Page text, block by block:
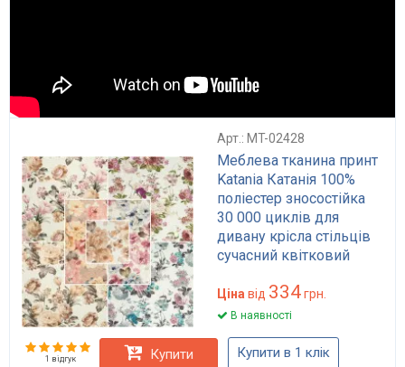
Арт.: MT-02428
Меблева тканина принт
Katania Катанія 100%
поліестер зносостійка
30 000 циклів для
дивану крісла стільців
сучасний квітковий
Ціна від 334грн.
В наявності
1 відгук Купити Купити в 1 клік